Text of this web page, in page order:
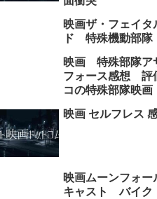
映画ザ・フェイタ
ド 特殊機動部
映画 特殊部隊ア
フォース感想
コの特殊部隊映画
映画 セルフレス
映画ムーンフォ
キャスト バイ